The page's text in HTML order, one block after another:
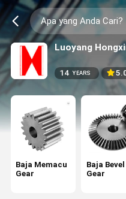
Luoyang
14 YEARS
Baja Memacu
Gear
Baja Bevel
Gear